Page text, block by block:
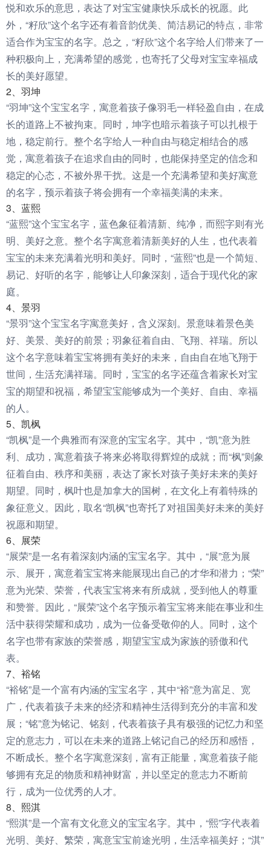
悦和欢乐的意思，表达了对宝宝健康快乐成长的祝愿。此
外，“籽欣”这个名字还有着音韵优美、简洁易记的特点，非常
适合作为宝宝的名字。总之，“籽欣”这个名字给人们带来了一
种积极向上，充满希望的感觉，也寄托了父母对宝宝幸福成
长的美好愿望。
2、羽坤
“羽坤”这个宝宝名字，寓意着孩子像羽毛一样轻盈自由，在成
长的道路上不被拘束。同时，坤字也暗示着孩子可以扎根于
地，稳定前行。整个名字给人一种自由与稳定相结合的感
觉，寓意着孩子在追求自由的同时，也能保持坚定的信念和
稳定的心态，不被外界干扰。这是一个充满希望和美好寓意
的名字，预示着孩子将会拥有一个幸福美满的未来。
3、蓝熙
“蓝熙”这个宝宝名字，蓝色象征着清新、纯净，而熙字则有光
明、美好之意。整个名字寓意着清新美好的人生，也代表着
宝宝的未来充满着光明和美好。同时，“蓝熙”也是一个简短、
易记、好听的名字，能够让人印象深刻，适合于现代化的家
庭。
4、景羽
“景羽”这个宝宝名字寓意美好，含义深刻。景意味着景色美
好、美景、美好的前景；羽象征着自由、飞翔、祥瑞。所以
这个名字意味着宝宝将拥有美好的未来，自由自在地飞翔于
世间，生活充满祥瑞。同时，宝宝的名字还蕴含着家长对宝
宝的期望和祝福，希望宝宝能够成为一个美好、自由、幸福
的人。
5、凯枫
“凯枫”是一个典雅而有深意的宝宝名字。其中，“凯”意为胜
利、成功，寓意着孩子将来必将取得辉煌的成就；而“枫”则象
征着自由、秩序和美丽，表达了家长对孩子美好未来的美好
期望。同时，枫叶也是加拿大的国树，在文化上有着特殊的
象征意义。因此，取名“凯枫”也寄托了对祖国美好未来的美好
祝愿和期望。
6、展荣
“展荣”是一名有着深刻内涵的宝宝名字。其中，“展”意为展
示、展开，寓意着宝宝将来能展现出自己的才华和潜力；“荣”
意为光荣、荣誉，代表宝宝将来有所成就，受到他人的尊重
和赞誉。因此，“展荣”这个名字预示着宝宝将来能在事业和生
活中获得荣耀和成功，成为一位备受敬仰的人。同时，这个
名字也带有家族的荣誉感，期望宝宝成为家族的骄傲和代
表。
7、裕铭
“裕铭”是一个富有内涵的宝宝名字，其中“裕”意为富足、宽
广，代表着孩子未来的经济和精神生活得到充分的丰富和发
展；“铭”意为铭记、铭刻，代表着孩子具有极强的记忆力和坚
定的意志力，可以在未来的道路上铭记自己的经历和感悟，
不断成长。整个名字寓意深刻，富有正能量，寓意着孩子能
够拥有充足的物质和精神财富，并以坚定的意志力不断前
行，成为一位优秀的人才。
8、熙淇
“熙淇”是一个富有文化意义的宝宝名字。其中，“熙”字代表着
光明、美好、繁荣，寓意宝宝前途光明，生活幸福美好；“淇”